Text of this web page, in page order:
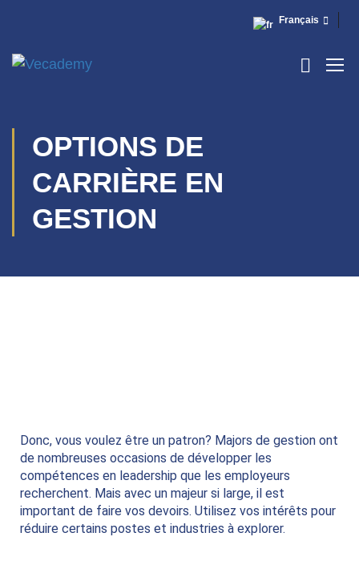
Français
OPTIONS DE
CARRIÈRE EN
GESTION
Donc, vous voulez être un patron? Majors de gestion ont
de nombreuses occasions de développer les
compétences en leadership que les employeurs
recherchent. Mais avec un majeur si large, il est
important de faire vos devoirs. Utilisez vos intérêts pour
réduire certains postes et industries à explorer.